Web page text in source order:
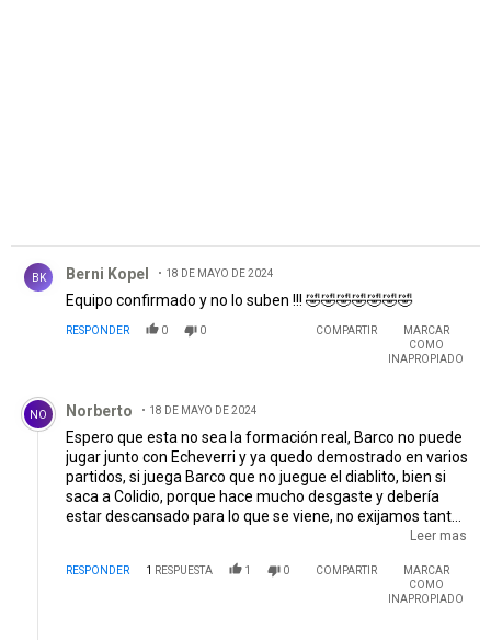
BK Berni Kopel 18 DE MAYO DE 2024
Equipo confirmado y no lo suben !!! 🤣🤣🤣🤣🤣🤣🤣
RESPONDER 0 0 COMPARTIR
MARCAR
COMO
INAPROPIADO
Comentario de Norberto.
NO Norberto 18 DE MAYO DE 2024
Espero que esta no sea la formación real, Barco no puede
jugar junto con Echeverri y ya quedo demostrado en varios
partidos, si juega Barco que no juegue el diablito, bien si
saca a Colidio, porque hace mucho desgaste y debería
estar descansado para lo que se viene, no exijamos tanto
que este es el torneo local y no la copa, aunque RIVER
contra Belgrano y ganar, ¡VAMOS RIVER CARAJO!
Leer mas
RESPONDER 1 RESPUESTA 1 0 COMPARTIR
MARCAR
COMO
INAPROPIADO